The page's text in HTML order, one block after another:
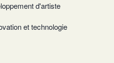
d'artiste
et technologie